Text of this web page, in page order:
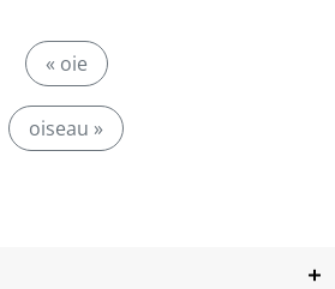
« oie
oiseau »